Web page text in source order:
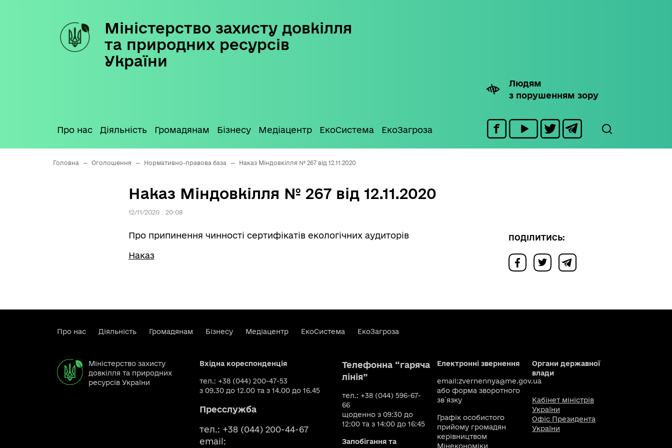
Міністерство захисту довкілля
та природних ресурсів
України
Людям
з порушенням зору
Про нас Діяльність Громадянам Бізнесу Медіацентр ЕкоСистема ЕкоЗагроза
Головна — Оголошення — Нормативно-правова база — Наказ Міндовкілля № 267 від 12.11.2020
Наказ Міндовкілля № 267 від 12.11.2020
12/11/2020 : 20:08
Про припинення чинності сертифікатів екологічних аудиторів
Наказ
ПОДІЛИТИСЬ:
Про нас Діяльність Громадянам Бізнесу Медіацентр ЕкоСистема ЕкоЗагроза
Міністерство захисту
довкілля та природних
ресурсів України
Вхідна кореспонденція
тел.: +38 (044) 200-47-53
з 09.30 до 12.00 та з 14.00 до 16.45
Пресслужба
тел.: +38 (044) 200-44-67
email:
Телефонна “гаряча
лінія”
тел.: +38 (044) 596-67-
66
щоденно з 09:30 до
12:00 та з 14:00 до 16:45
Запобігання та
Електронні звернення
email:zvernennya@me.gov.ua
або форма зворотного
зв`язку
Графік особистого
прийому громадян
керівництвом
Мінекономіки
Органи державної
влади
Кабінет міністрів
України
Офіс Президента
України